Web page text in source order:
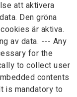
att aktivera
Den gröna
är aktiva.
av data. --- Any
for the
to collect user
contents
is mandatory to